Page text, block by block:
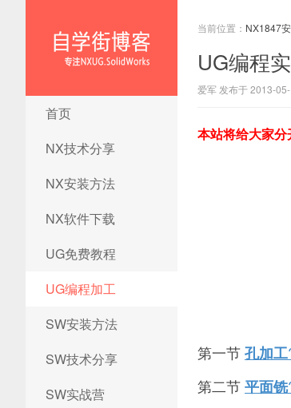
NX1847安装方法|UG12.0安装
方法|ug12.0安装教程|ug12.0
首页
NX技术分享
NX安装方法
NX软件下载
UG免费教程
UG编程加工
SW安装方法
SW技术分享
SW实战营
当前位置： NX1847
UG编程
爱军 发布于 2013-
本站将给大家分
第一节孔加工
第二节平面铣